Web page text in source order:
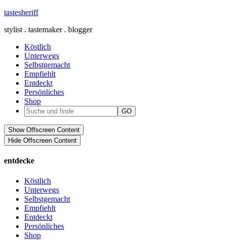
tastesheriff
stylist . tastemaker . blogger
Köstlich
Unterwegs
Selbstgemacht
Empfiehlt
Entdeckt
Persönliches
Shop
Show Offscreen Content
Hide Offscreen Content
entdecke
Köstlich
Unterwegs
Selbstgemacht
Empfiehlt
Entdeckt
Persönliches
Shop